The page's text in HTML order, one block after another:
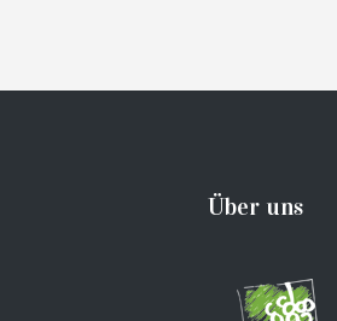
Über uns